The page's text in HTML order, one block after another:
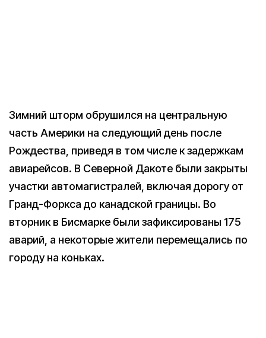
Зимний шторм обрушился на центральную
часть Америки на следующий день после
Рождества, приведя в том числе к задержкам
авиарейсов. В Северной Дакоте были закрыты
участки автомагистралей, включая дорогу от
Гранд-Форкса до канадской границы. Во
вторник в Бисмарке были зафиксированы 175
аварий, а некоторые жители перемещались по
городу на коньках.